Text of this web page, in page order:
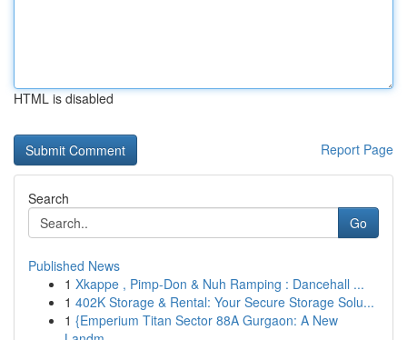
HTML is disabled
Report Page
Search
Go
Published News
1 Xkappe , Pimp-Don & Nuh Ramping : Dancehall ...
1 402K Storage & Rental: Your Secure Storage Solu...
1 {Emperium Titan Sector 88A Gurgaon: A New